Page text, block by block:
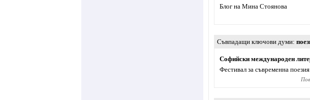
Блог на Мина Стоянова
Съвпадащи ключови думи
Софийски международен
Фестивал за съвременна